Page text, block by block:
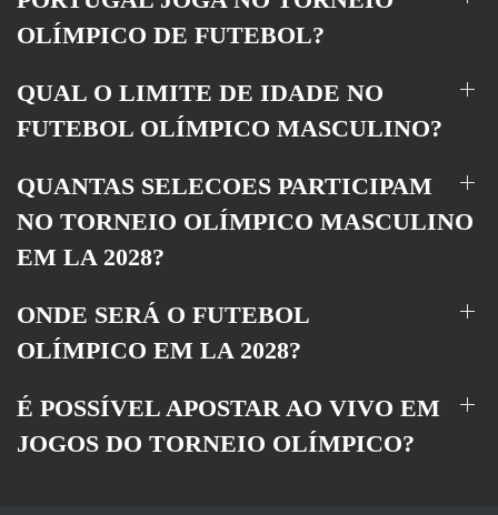
OLÍMPICO DE FUTEBOL?
QUAL O LIMITE DE IDADE NO
FUTEBOL OLÍMPICO MASCULINO?
QUANTAS SELECOES PARTICIPAM
NO TORNEIO OLÍMPICO MASCULINO
EM LA 2028?
ONDE SERÁ O FUTEBOL
OLÍMPICO EM LA 2028?
É POSSÍVEL APOSTAR AO VIVO EM
JOGOS DO TORNEIO OLÍMPICO?